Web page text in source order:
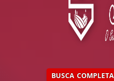
BUSCA COMPLETA